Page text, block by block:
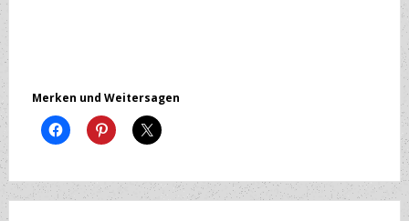
Merken und Weitersagen